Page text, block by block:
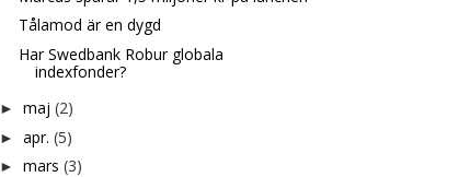
Tålamod är en dygd
Har Swedbank Robur globala
indexfonder?
► maj (2)
► apr. (5)
► mars (3)